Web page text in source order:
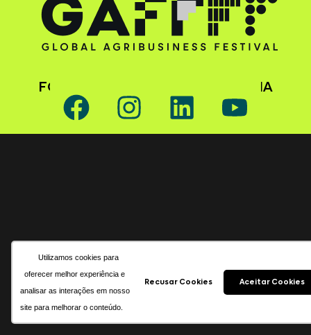
Utilizamos cookies para
oferecer melhor experiência e
analisar as interações em nosso
site para melhorar o conteúdo.
Recusar Cookies Aceitar Cookies
FOLLOW GAFFFF ON SOCIAL MEDIA